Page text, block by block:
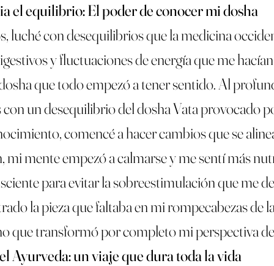
el equilibrio: El poder de conocer mi dosha
luché con desequilibrios que la medicina
y fluctuaciones de energía que me
que todo empezó a tener sentido. Al
un desequilibrio del dosha Vata provocado
comencé a hacer cambios que se
mi mente empezó a calmarse y me sentí más
para evitar la sobreestimulación que me
la pieza que faltaba en mi rompecabezas
que transformó por completo mi perspectiva
Ayurveda: un viaje que dura toda la vida